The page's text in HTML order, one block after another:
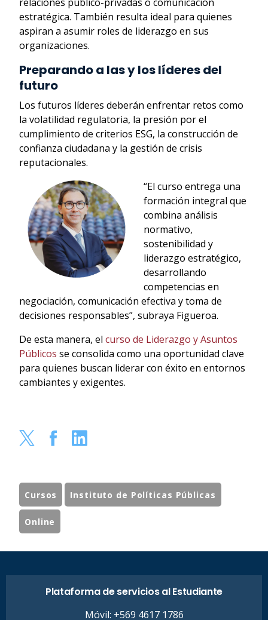
estratégica. También resulta ideal para quienes
aspiran a asumir roles de liderazgo en sus
organizaciones.
Preparando a las y los líderes del
futuro
Los futuros líderes deberán enfrentar retos como
la volatilidad regulatoria, la presión por el
cumplimiento de criterios ESG, la construcción de
confianza ciudadana y la gestión de crisis
reputacionales.
“El curso entrega una
formación integral que
combina análisis
normativo,
sostenibilidad y
liderazgo estratégico,
desarrollando
competencias en
negociación, comunicación efectiva y toma de
decisiones responsables”, subraya Figueroa.
De esta manera, el curso de Liderazgo y Asuntos
Públicos se consolida como una oportunidad clave
para quienes buscan liderar con éxito en entornos
cambiantes y exigentes.
Cursos Instituto de Políticas Públicas
Online